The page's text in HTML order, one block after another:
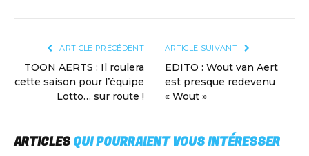
ARTICLE PRÉCÉDENT
TOON AERTS : Il roulera
cette saison pour l’équipe
Lotto… sur route !
ARTICLE SUIVANT
EDITO : Wout van Aert
est presque redevenu
« Wout »
ARTICLES QUI POURRAIENT VOUS INTÉRESSER